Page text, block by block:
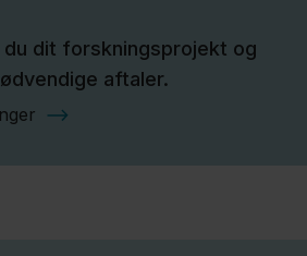
du dit forskningsprojekt og
aftaler.